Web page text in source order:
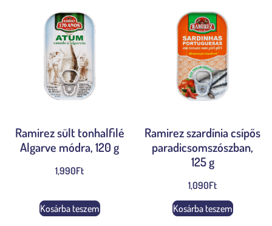
Ramirez sült tonhalfilé
Algarve módra, 120 g
1,990Ft
Kosárba teszem
Ramirez szardínia csípős
paradicsomszószban,
125 g
1,090Ft
Kosárba teszem